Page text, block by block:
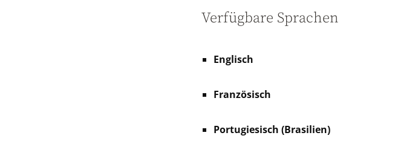
Verfügbare Sprachen
Englisch
Französisch
Portugiesisch (Brasilien)